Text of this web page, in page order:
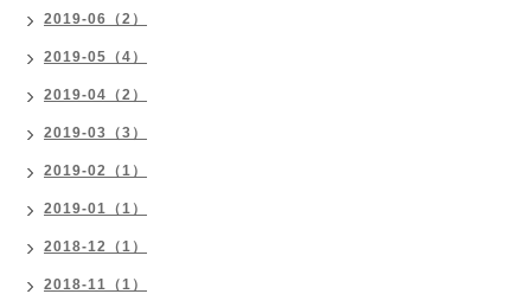
2019-06（2）
2019-05（4）
2019-04（2）
2019-03（3）
2019-02（1）
2019-01（1）
2018-12（1）
2018-11（1）